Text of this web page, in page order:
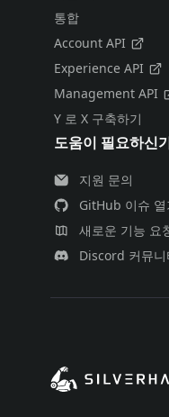
통합
Account API
Experience API
Management API
Y 로 X 구축하기
도움이 필요하신
지원 문의
GitHub 이슈 열
새로운 기능 요
Discord 커뮤니